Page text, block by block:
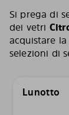
Si prega di
dei vetri
acquistare
selezioni di
Lunotto